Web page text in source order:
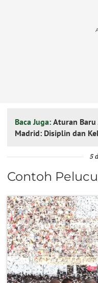
Baca Juga: Aturan Baru
Madrid: Disiplin dan
5
Contoh